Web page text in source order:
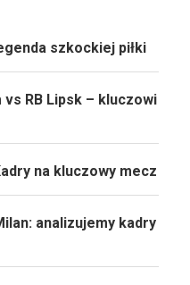
szkockiej piłki
vs RB Lipsk – kluczowi
na kluczowy mecz
analizujemy kadry